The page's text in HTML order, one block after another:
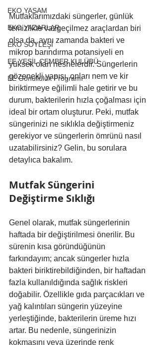
EKO YAŞAM
EKO YAZARLAR
EKO SÖYLEŞİ
EE YEŞİL ÇEMBER KULÜBÜ
EE Gönüllülük Programı
Mutfaklarımızdaki süngerler, günlük
temizlikte vazgeçilmez araçlardan biri
olsa da, aynı zamanda bakteri ve
mikrop barındırma potansiyeli en
yüksek olan nesnelerdir. Süngerlerin
gözenekli yapısı, onları nem ve kir
biriktirmeye eğilimli hale getirir ve bu
durum, bakterilerin hızla çoğalması için
ideal bir ortam oluşturur. Peki, mutfak
süngerinizi ne sıklıkla değiştirmeniz
gerekiyor ve süngerlerin ömrünü nasıl
uzatabilirsiniz? Gelin, bu sorulara
detaylıca bakalım.
Mutfak Süngerini
Değiştirme Sıklığı
Genel olarak, mutfak süngerlerinin
haftada bir değiştirilmesi önerilir. Bu
sürenin kısa göründüğünün
farkındayım; ancak süngerler hızla
bakteri biriktirebildiğinden, bir haftadan
fazla kullanıldığında sağlık riskleri
doğabilir. Özellikle gıda parçacıkları ve
yağ kalıntıları süngerin yüzeyine
yerleştiğinde, bakterilerin üreme hızı
artar. Bu nedenle, süngerinizin
kokmasını veya üzerinde renk